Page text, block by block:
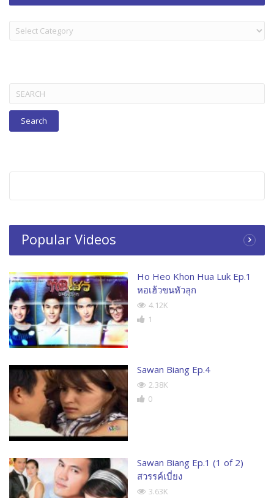
LAKORN:
TITLES
Search
for:
Popular Videos
Ho Heo Khon Hua Luk Ep.1
หอเฮ้วขนหัวลุก
4.12K
1
Sawan Biang Ep.4
2.38K
0
Sawan Biang Ep.1 (1 of 2)
สวรรค์เบี่ยง
3.63K